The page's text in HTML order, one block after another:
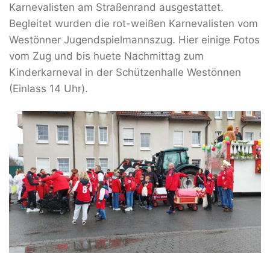
Karnevalisten am Straßenrand ausgestattet.
Begleitet wurden die rot-weißen Karnevalisten vom
Westönner Jugendspielmannszug. Hier einige Fotos
vom Zug und bis huete Nachmittag zum
Kinderkarneval in der Schützenhalle Westönnen
(Einlass 14 Uhr).